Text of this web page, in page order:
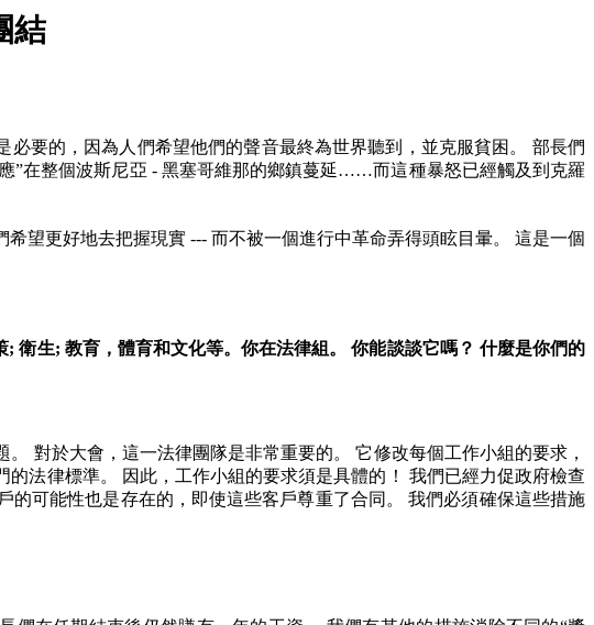
結
必要的，因為人們希望他們的聲音最終為世界聽到，並克服貧困。
部長們
”在整個波斯尼亞 - 黑塞哥維那的鄉鎮蔓延……而這種暴怒已經觸及到克羅
希望更好地去把握現實--- 而不被一個進行中革命弄得頭眩目暈。
這是一個
;衛生; 教育，體育和文化等。你在法律組。 你能談談它嗎？ 什麼是你們的
對於大會，這一法律團隊是非常重要的。
它修改每個工作小組的要求，
法律標準。 因此，工作小組的要求須是具體的！
我們已經力促政府檢查
可能性也是存在的，即使這些客戶尊重了合同。
我們必須確保這些措施